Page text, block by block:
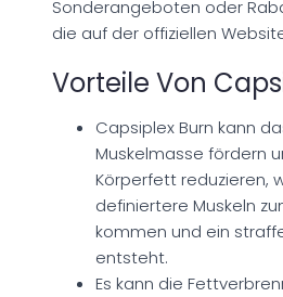
Sonderangeboten oder
die auf der offiziellen
Vorteile Von
Capsiplex Burn kann
Muskelmasse fördern
Körperfett reduzieren,
definiertere Muskeln
kommen und ein
entsteht.
Es kann die